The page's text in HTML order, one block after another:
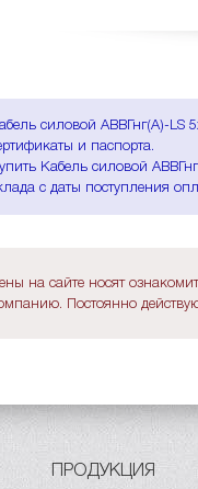
силовой АВВГнг(A)-LS
и паспорта.
Кабель силовой
с даты поступления
на сайте носят
Постоянно
ПРОДУКЦИЯ